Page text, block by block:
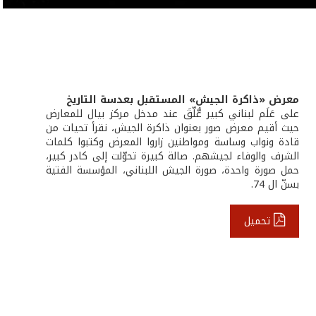
معرض «ذاكرة الجيش» المستقبل بعدسة التاريخ
على عَلَم لبناني كبير عُّلّقَ عند مدخل مركز بيال للمعارض
حيث أقيم معرض صور بعنوان ذاكرة الجيش، نقرأ تحيات من
قادة ونواب وساسة ومواطنين زاروا المعرض وكتبوا كلمات
الشرف والوفاء لجيشهم. صالة كبيرة تحوّلت إلى كادر كبير،
حمل صورة واحدة، صورة الجيش اللبناني، المؤسسة الفتية
بسنّ ال 74.
تحميل